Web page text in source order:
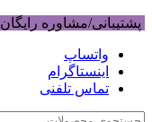
پشتیبانی/مشاوره رایگان
واتساپ
اینستاگرام
تماس تلفنی